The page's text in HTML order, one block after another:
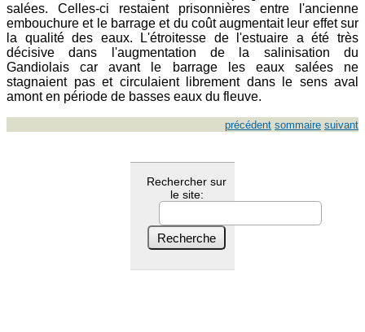
salées. Celles-ci restaient prisonnières entre l'ancienne
embouchure et le barrage et du coût augmentait leur effet sur
la qualité des eaux. L'étroitesse de l'estuaire a été très
décisive dans l'augmentation de la salinisation du
Gandiolais car avant le barrage les eaux salées ne
stagnaient pas et circulaient librement dans le sens aval
amont en période de basses eaux du fleuve.
précédent sommaire suivant
Rechercher sur
le site: